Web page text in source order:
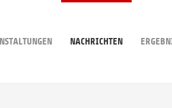
NACHRICHTEN